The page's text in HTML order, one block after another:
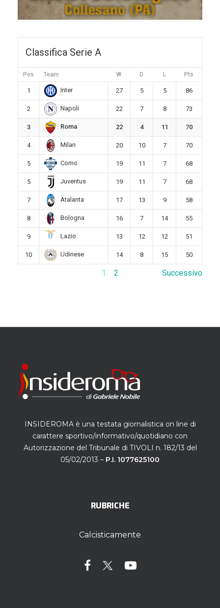
Classifica Serie A
Pos Team W D L Pts
1 Inter 27 5 5 86
2 Napoli 22 7 8 73
3 Roma 22 4 11 70
4 Milan 20 10 7 70
5 Como 19 11 7 68
5 Juventus 19 11 7 68
7 Atalanta 17 13 9 58
8 Bologna 16 7 14 55
9 Lazio 13 12 12 51
10 Udinese 14 8 15 50
1 2 Successivo
INSIDEROMA è una testata giornalistica on line di
carattere sportivo/informativo/quotidiano con
Autorizzazione del Tribunale di TIVOLI n. 182/13 del
05/02/2013 – P.I. 1077625100
RUBRICHE
Calcisticamente